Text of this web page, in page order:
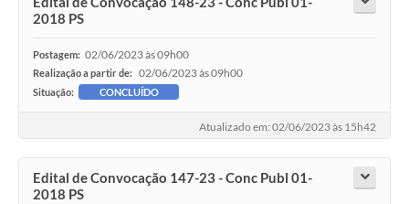
2018 PS
Postagem: 02/06/2023 às 09h00
Realização a partir de: 02/06/2023 às 09h00
Situação: CONCLUÍDO
Atualizado em: 02/06/2023 às 15h42
Edital de Convocação 147-23 - Conc Publ 01-
2018 PS